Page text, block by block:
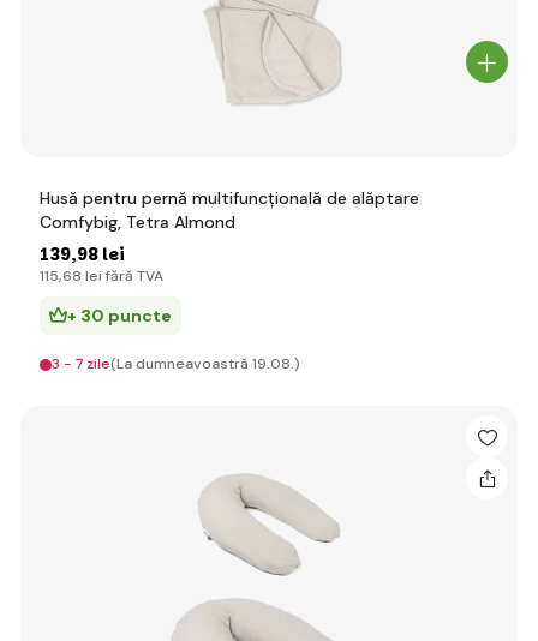
Husă pentru pernă multifuncțională de alăptare
Comfybig, Tetra Almond
139,98 lei
115,68 lei fără TVA
+ 30 puncte
3 - 7 zile(La dumneavoastră 19.08.)